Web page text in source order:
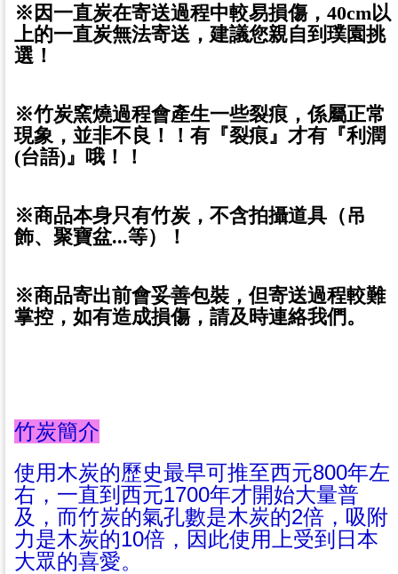
※因一直炭在寄送過程中較易損傷，40cm以
上的一直炭無法寄送，建議您親自到璞園挑
選！
※竹炭窯燒過程會產生一些裂痕，係屬正常
現象，並非不良！！有『裂痕』才有『利潤
(台語)』哦！！
※商品本身只有竹炭，不含拍攝道具（吊
飾、聚寶盆...等）！
※商品寄出前會妥善包裝，但寄送過程較難
掌控，如有造成損傷，請及時連絡我們。
竹炭簡介
使用木炭的歷史最早可推至西元800年左
右，一直到西元1700年才開始大量普
及，而竹炭的氣孔數是木炭的2倍，吸附
力是木炭的10倍，因此使用上受到日本
大眾的喜愛。